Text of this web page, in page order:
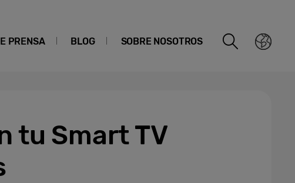
PRENSA BLOG SOBRE NOSOTROS
tu Smart TV